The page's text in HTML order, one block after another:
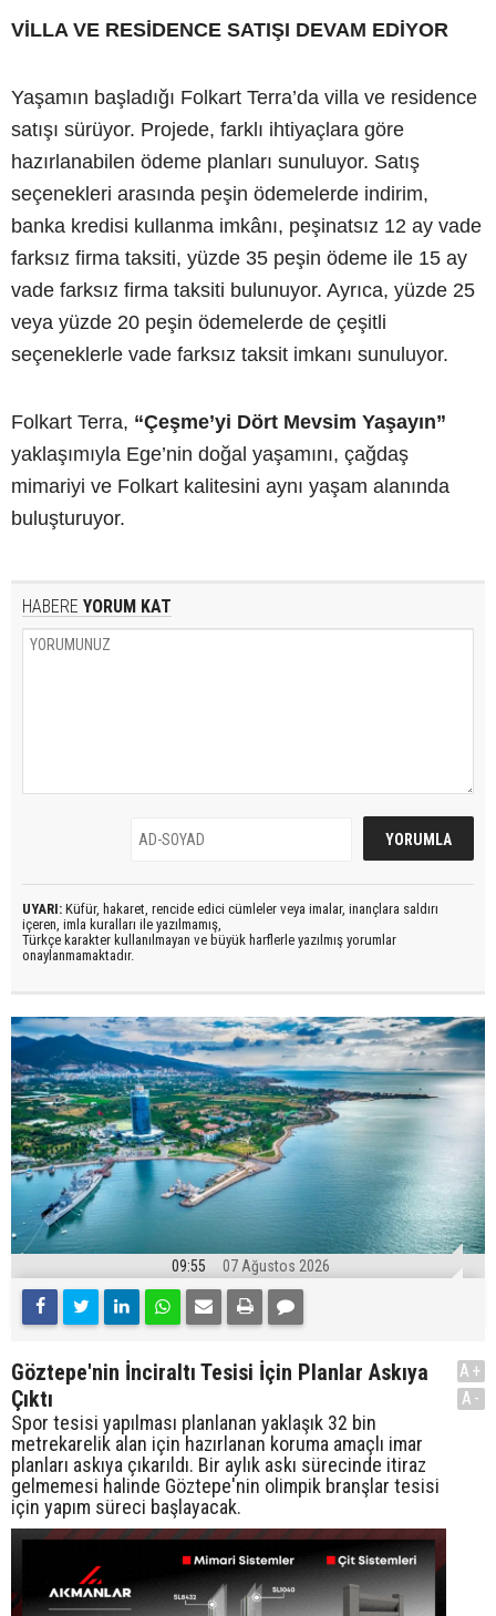
VİLLA VE RESİDENCE SATIŞI DEVAM EDİYOR
Yaşamın başladığı Folkart Terra’da villa ve residence
satışı sürüyor. Projede, farklı ihtiyaçlara göre
hazırlanabilen ödeme planları sunuluyor. Satış
seçenekleri arasında peşin ödemelerde indirim,
banka kredisi kullanma imkânı, peşinatsız 12 ay vade
farksız firma taksiti, yüzde 35 peşin ödeme ile 15 ay
vade farksız firma taksiti bulunuyor. Ayrıca, yüzde 25
veya yüzde 20 peşin ödemelerde de çeşitli
seçeneklerle vade farksız taksit imkanı sunuluyor.
Folkart Terra, “Çeşme’yi Dört Mevsim Yaşayın”
yaklaşımıyla Ege’nin doğal yaşamını, çağdaş
mimariyi ve Folkart kalitesini aynı yaşam alanında
buluşturuyor.
HABERE YORUM KAT
UYARI: Küfür, hakaret, rencide edici cümleler veya imalar, inançlara saldırı
içeren, imla kuralları ile yazılmamış,
Türkçe karakter kullanılmayan ve büyük harflerle yazılmış yorumlar
onaylanmamaktadır.
09:55 07 Ağustos 2026
Göztepe'nin İnciraltı Tesisi İçin Planlar Askıya
Çıktı
Spor tesisi yapılması planlanan yaklaşık 32 bin
metrekarelik alan için hazırlanan koruma amaçlı imar
planları askıya çıkarıldı. Bir aylık askı sürecinde itiraz
gelmemesi halinde Göztepe'nin olimpik branşlar tesisi
için yapım süreci başlayacak.
A+
A-